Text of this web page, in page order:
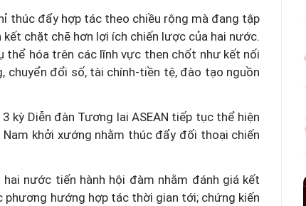
thúc đẩy hợp tác theo chiều rộng mà đang tập
chặt chẽ hơn lợi ích chiến lược của hai nước.
thể hóa trên các lĩnh vực then chốt như kết nối
chuyển đổi số, tài chính-tiền tệ, đào tạo nguồn
kỳ Diễn đàn Tương lai ASEAN tiếp tục thể hiện
khởi xướng nhằm thúc đẩy đối thoại chiến
nước tiến hành hội đàm nhằm đánh giá kết
hướng hợp tác thời gian tới; chứng kiến